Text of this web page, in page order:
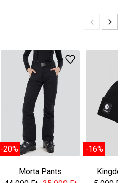
-20%
Morta Pants
-16%